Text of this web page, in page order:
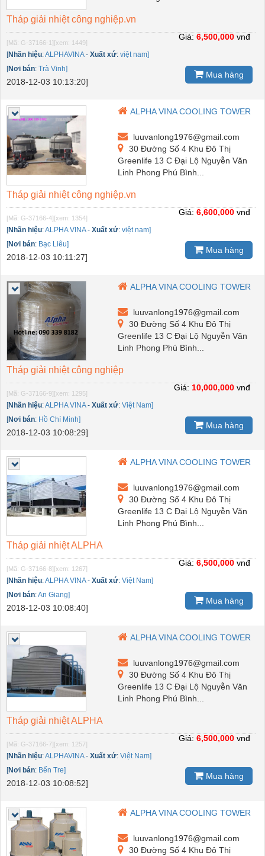
Tháp giải nhiệt công nghiệp.vn
[Mã: G-37166-1][xem: 1449]
[Nhãn hiệu:ALPHAVINA- Xuất xứ: việt nam]
[Nơi bán: Trà Vinh]
2018-12-03 10:13:20]
Giá: 6,500,000 vnđ
Mua hàng
ALPHA VINA COOLING TOWER
luuvanlong1976@gmail.com
30 Đường Số 4 Khu Đô Thị
Greenlife 13 C Đại Lộ Nguyễn Văn
Linh Phong Phú Bình...
Tháp giải nhiệt công nghiệp.vn
[Mã: G-37166-4][xem: 1354]
[Nhãn hiệu:ALPHA VINA- Xuất xứ: việt nam]
[Nơi bán: Bạc Liêu]
2018-12-03 10:11:27]
Giá: 6,600,000 vnđ
Mua hàng
ALPHA VINA COOLING TOWER
luuvanlong1976@gmail.com
30 Đường Số 4 Khu Đô Thị
Greenlife 13 C Đại Lộ Nguyễn Văn
Linh Phong Phú Bình...
Tháp giải nhiệt công nghiệp
[Mã: G-37166-9][xem: 1295]
[Nhãn hiệu:ALPHA VINA- Xuất xứ: Việt Nam]
[Nơi bán: Hồ Chí Minh]
2018-12-03 10:08:29]
Giá: 10,000,000 vnđ
Mua hàng
ALPHA VINA COOLING TOWER
luuvanlong1976@gmail.com
30 Đường Số 4 Khu Đô Thị
Greenlife 13 C Đại Lộ Nguyễn Văn
Linh Phong Phú Bình...
Tháp giải nhiệt ALPHA
[Mã: G-37166-8][xem: 1267]
[Nhãn hiệu:ALPHA VINA- Xuất xứ: Việt Nam]
[Nơi bán:An Giang]
2018-12-03 10:08:40]
Giá: 6,500,000 vnđ
Mua hàng
ALPHA VINA COOLING TOWER
luuvanlong1976@gmail.com
30 Đường Số 4 Khu Đô Thị
Greenlife 13 C Đại Lộ Nguyễn Văn
Linh Phong Phú Bình...
Tháp giải nhiệt ALPHA
[Mã: G-37166-7][xem: 1257]
[Nhãn hiệu:ALPHAVINA- Xuất xứ: Việt Nam]
[Nơi bán: Bến Tre]
2018-12-03 10:08:52]
Giá: 6,500,000 vnđ
Mua hàng
ALPHA VINA COOLING TOWER
luuvanlong1976@gmail.com
30 Đường Số 4 Khu Đô Thị